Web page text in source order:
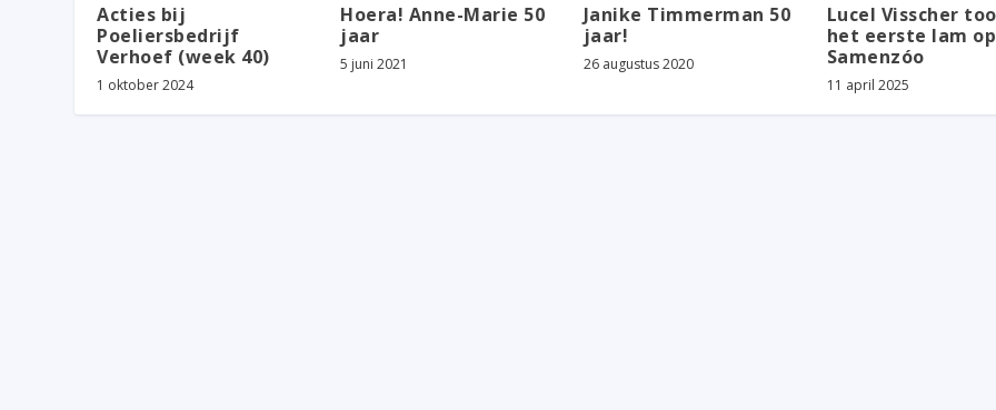
Acties bij
Poeliersbedrijf
Verhoef (week 40)
1 oktober 2024
Hoera! Anne-Marie 50
jaar
5 juni 2021
Janike Timmerman 50
jaar!
26 augustus 2020
Lucel Visscher
het eerste lam op
Samenzóo
11 april 2025